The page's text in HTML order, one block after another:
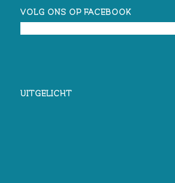
VOLG ONS OP FACEBOOK
UITGELICHT